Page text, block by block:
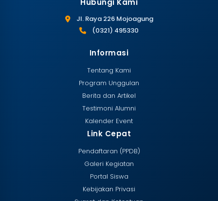
Hubungi Kami
Jl. Raya 226 Mojoagung
(0321) 495330
Informasi
Tentang Kami
Program Unggulan
Berita dan Artikel
Testimoni Alumni
Kalender Event
Link Cepat
Pendaftaran (PPDB)
Galeri Kegiatan
Portal Siswa
Kebijakan Privasi